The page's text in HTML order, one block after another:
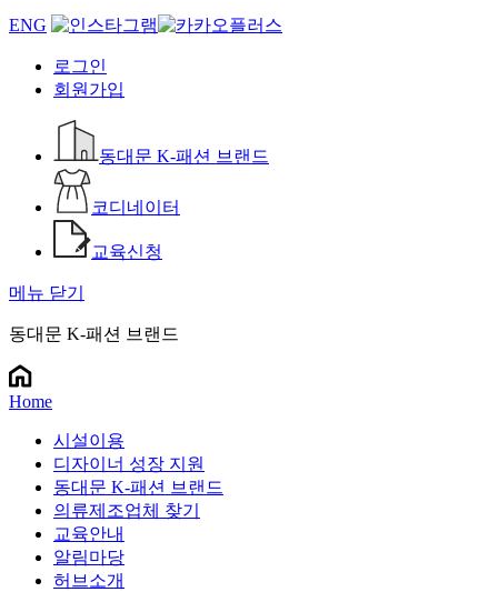
ENG
로그인
회원가입
동대문 K-패션 브랜드
코디네이터
교육신청
메뉴 닫기
동대문 K-패션 브랜드
Home
시설이용
디자이너 성장 지원
동대문 K-패션 브랜드
의류제조업체 찾기
교육안내
알림마당
허브소개